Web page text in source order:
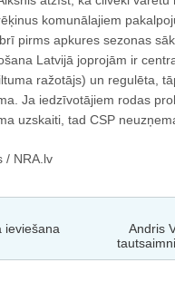
komunālajiem
pirms apkures sezonas
Latvijā joprojām ir
ražotājs) un regulēta,
Ja iedzīvotājiem rodas
uzskaiti, tad CSP
/ NRA.lv
ieviešana
Andris